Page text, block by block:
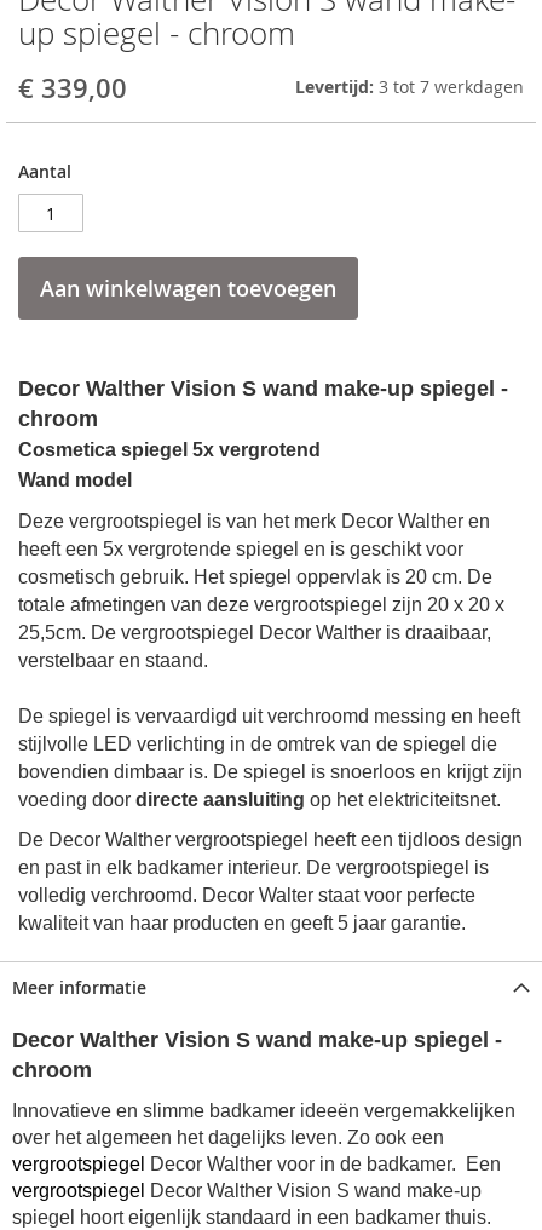
up spiegel - chroom
€ 339,00 Levertijd: 3 tot 7 werkdagen
Aantal
Aan winkelwagen toevoegen
Decor Walther Vision S wand make-up spiegel -
chroom
Cosmetica spiegel 5x vergrotend
Wand model
Deze vergrootspiegel is van het merk Decor Walther en
heeft een 5x vergrotende spiegel en is geschikt voor
cosmetisch gebruik. Het spiegel oppervlak is 20 cm. De
totale afmetingen van deze vergrootspiegel zijn 20 x 20 x
25,5cm. De vergrootspiegel Decor Walther is draaibaar,
verstelbaar en staand.
De spiegel is vervaardigd uit verchroomd messing en heeft
stijlvolle LED verlichting in de omtrek van de spiegel die
bovendien dimbaar is. De spiegel is snoerloos en krijgt zijn
voeding door directe aansluiting op het elektriciteitsnet.
De Decor Walther vergrootspiegel heeft een tijdloos design
en past in elk badkamer interieur. De vergrootspiegel is
volledig verchroomd. Decor Walter staat voor perfecte
kwaliteit van haar producten en geeft 5 jaar garantie.
to
the
of
gallery
Meer informatie
Decor Walther Vision S wand make-up spiegel -
chroom
Innovatieve en slimme badkamer ideeën vergemakkelijken
over het algemeen het dagelijks leven. Zo ook een
vergrootspiegel Decor Walther voor in de badkamer. Een
vergrootspiegel Decor Walther Vision S wand make-up
spiegel hoort eigenlijk standaard in een badkamer thuis.